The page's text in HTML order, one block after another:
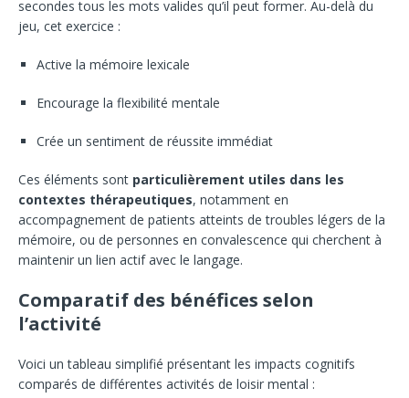
secondes tous les mots valides qu’il peut former. Au-delà du
jeu, cet exercice :
Active la mémoire lexicale
Encourage la flexibilité mentale
Crée un sentiment de réussite immédiat
Ces éléments sont particulièrement utiles dans les
contextes thérapeutiques, notamment en
accompagnement de patients atteints de troubles légers de la
mémoire, ou de personnes en convalescence qui cherchent à
maintenir un lien actif avec le langage.
Comparatif des bénéfices selon
l’activité
Voici un tableau simplifié présentant les impacts cognitifs
comparés de différentes activités de loisir mental :